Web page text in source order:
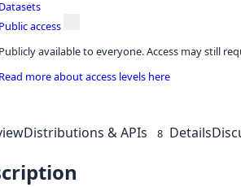
Datasets
Public access
Publicly available to everyone. Access may still
Read more about access levels here
Distributions & APIs 8 Details